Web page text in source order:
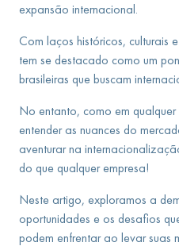
expansão internacional.
Com laços históricos, culturais
tem se destacado como um
brasileiras que buscam
No entanto, como em
entender as nuances do
aventurar na
do que qualquer empresa!
Neste artigo, exploramos a
oportunidades e os desafios
podem enfrentar ao levar suas